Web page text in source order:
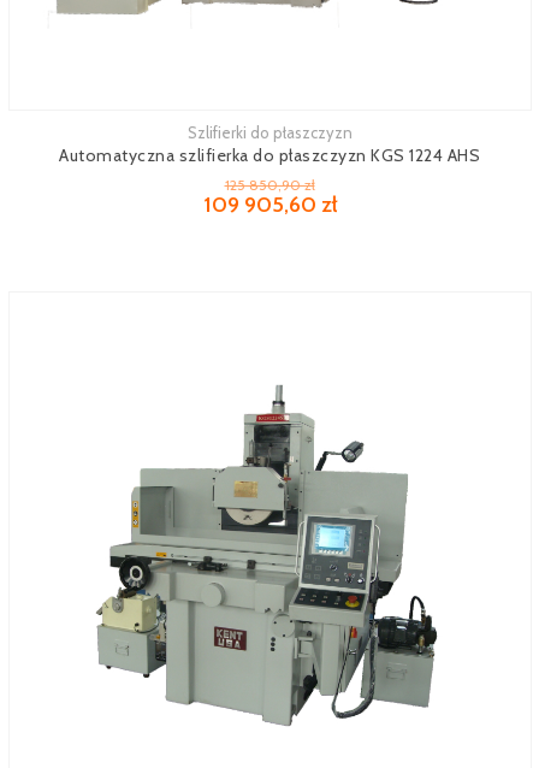
Szlifierki do płaszczyzn
Automatyczna szlifierka do płaszczyzn KGS 1224 AHS
125 850,90 zł
109 905,60 zł